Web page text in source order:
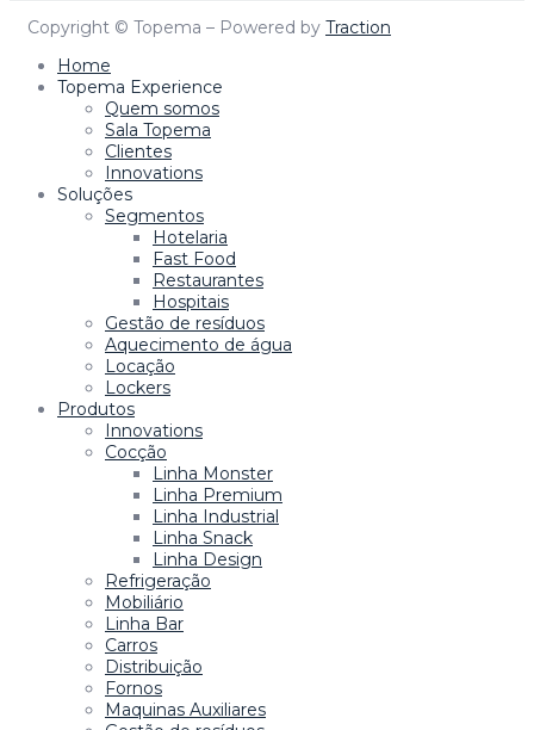
Copyright © Topema – Powered by Traction
Home
Topema Experience
Quem somos
Sala Topema
Clientes
Innovations
Soluções
Segmentos
Hotelaria
Fast Food
Restaurantes
Hospitais
Gestão de resíduos
Aquecimento de água
Locação
Lockers
Produtos
Innovations
Cocção
Linha Monster
Linha Premium
Linha Industrial
Linha Snack
Linha Design
Refrigeração
Mobiliário
Linha Bar
Carros
Distribuição
Fornos
Maquinas Auxiliares